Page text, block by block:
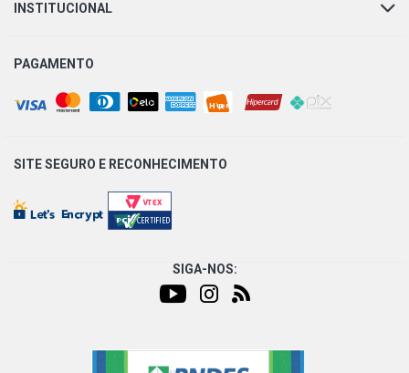
INSTITUCIONAL
PAGAMENTO
SITE SEGURO E RECONHECIMENTO
SIGA-NOS: